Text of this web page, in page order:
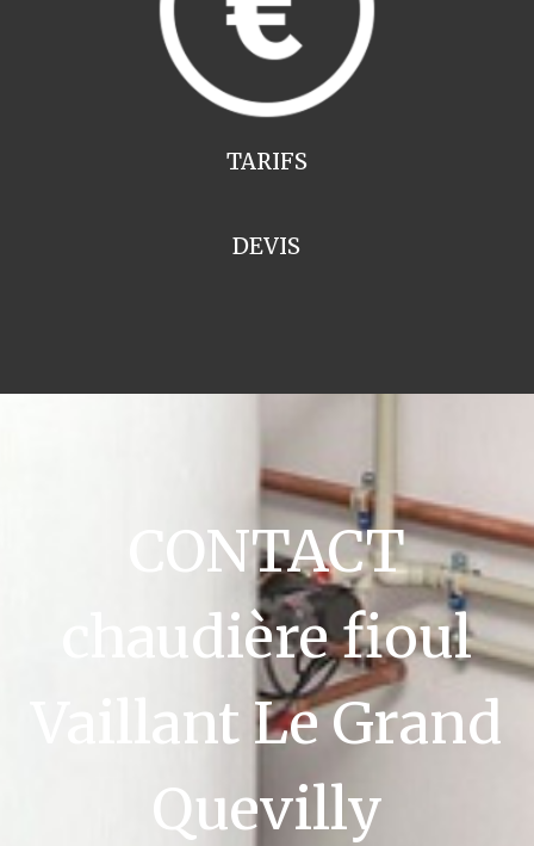
TARIFS
DEVIS
CONTACT
chaudière fioul
Vaillant Le Grand
Quevilly